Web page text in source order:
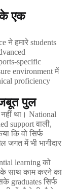
एक
ने हमारे
specific
environment में
पुल
नहीं था। National
support वाली
कि वो सिर्फ
जगत में भी भागीदार
learning को
के साथ काम करने का
graduates सिर्फ